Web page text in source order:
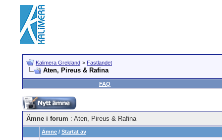
Kalimera Grekland > Fastlandet
Aten, Pireus & Rafina
FAQ
Ämne i forum : Aten, Pireus & Rafina
Ämne / Startat av